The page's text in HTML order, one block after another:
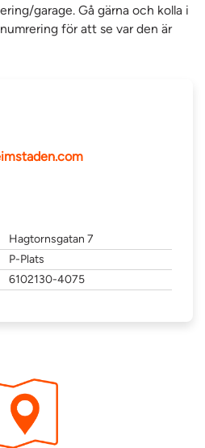
garage. Gå gärna och kolla i
för att se var den är
Hagtornsgatan 7
P-Plats
6102130-4075